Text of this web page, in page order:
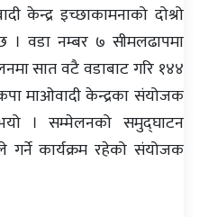
केन्द्र इच्छाकामनाको दोश्रो
नम्बर ७ सीमलढापमा
सात वटै वडाबाट गरि १४४
माओवादी केन्द्रका संयोजक
। सम्मेलनको समुद्घाटन
गर्ने कार्यक्रम रहेको संयोजक